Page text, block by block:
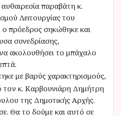
παραβάτη κ.
Λειτουργίας του
πρόεδρος σηκώθηκε και
συνεδρίασης,
ακολουθήσει το μπάχαλο
με βαρύς χαρακτηρισμούς,
τον κ. Καρβουνιάρη Δημήτρη
της Δημοτικής Αρχής.
Θα το δούμε και αυτό σε